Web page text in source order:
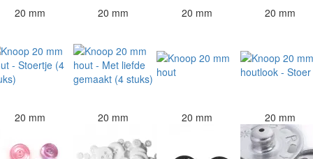
20 mm 20 mm 20 mm 20 mm
20 mm 20 mm 20 mm 20 mm